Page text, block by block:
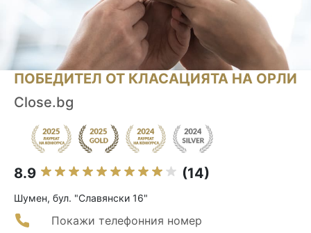
ПОБЕДИТЕЛ ОТ КЛАСАЦИЯТА НА ОРЛИ
Close.bg
8.9 (14)
Шумен, бул. "Славянски 16"
Покажи телефонния номер